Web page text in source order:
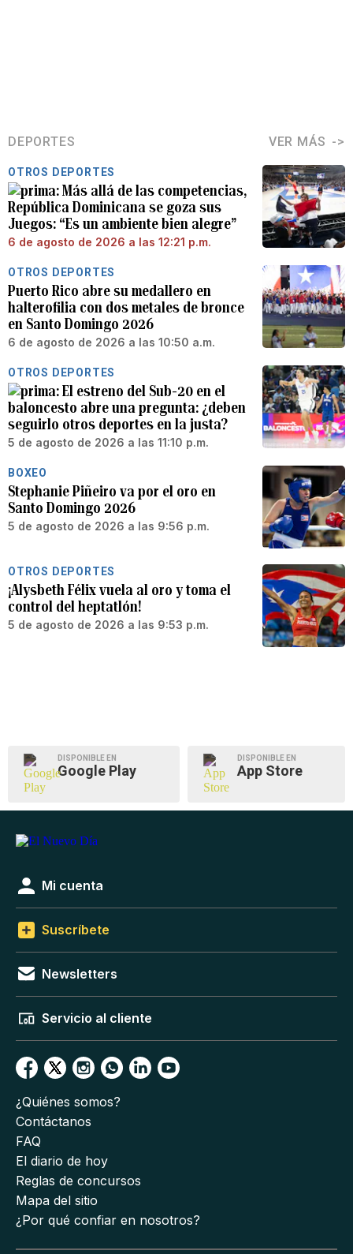
DEPORTES VER MÁS
OTROS DEPORTES
Más allá de las competencias,
República Dominicana se goza sus
Juegos: “Es un ambiente bien alegre”
6 de agosto de 2026 a las 12:21 p.m.
OTROS DEPORTES
Puerto Rico abre su medallero en
halterofilia con dos metales de bronce
en Santo Domingo 2026
6 de agosto de 2026 a las 10:50 a.m.
OTROS DEPORTES
El estreno del Sub-20 en el
baloncesto abre una pregunta: ¿deben
seguirlo otros deportes en la justa?
5 de agosto de 2026 a las 11:10 p.m.
BOXEO
Stephanie Piñeiro va por el oro en
Santo Domingo 2026
5 de agosto de 2026 a las 9:56 p.m.
OTROS DEPORTES
¡Alysbeth Félix vuela al oro y toma el
control del heptatlón!
5 de agosto de 2026 a las 9:53 p.m.
DISPONIBLE EN
Google Play
DISPONIBLE EN
App Store
Mi cuenta
Suscríbete
Newsletters
Servicio al cliente
¿Quiénes somos?
Contáctanos
FAQ
El diario de hoy
Reglas de concursos
Mapa del sitio
¿Por qué confiar en nosotros?